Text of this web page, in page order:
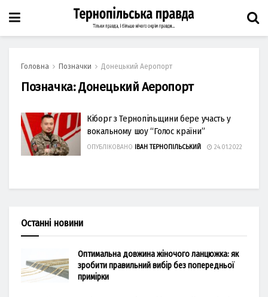
Головна Позначки Донецький Аеропорт
Позначка:Донецький Аеропорт
Кіборг з Тернопільщини бере участь у
вокальному шоу “Голос країни”
ОПУБЛІКОВАНО ІВАН ТЕРНОПІЛЬСЬКИЙ 24.01.2022
Останні новини
Оптимальна довжина жіночого ланцюжка: як
зробити правильний вибір без попередньої
примірки